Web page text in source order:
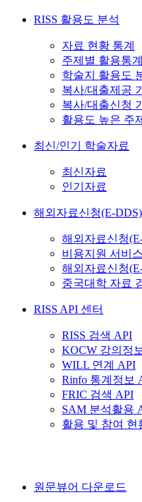
RISS 활용도 분석
자료 현황 통계
주제별 활용통
학술지 활용도
복사/대출제공
복사/대출신청
활용도 높은 주제
최신/인기 학술자료
최신자료
인기자료
해외자료신청(E-DDS)
해외자료신청
비용지원 서비
해외자료신청
중국대학 자료
RISS API 센터
RISS 검색 API
KOCW 강의정
WILL 연계 API
Rinfo 통계정보
FRIC 검색 API
SAM 분석활용
활용 및 참여 현
원문뷰어 다운로드